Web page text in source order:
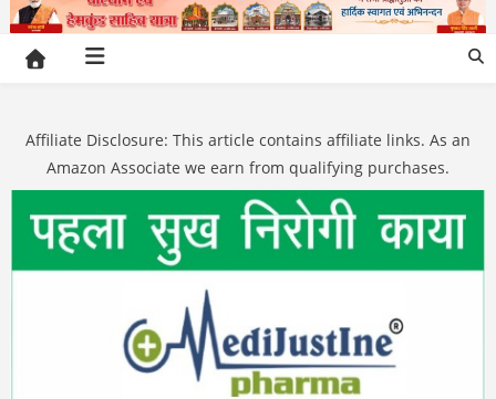
Affiliate Disclosure: This article contains affiliate links. As an
Amazon Associate we earn from qualifying purchases.